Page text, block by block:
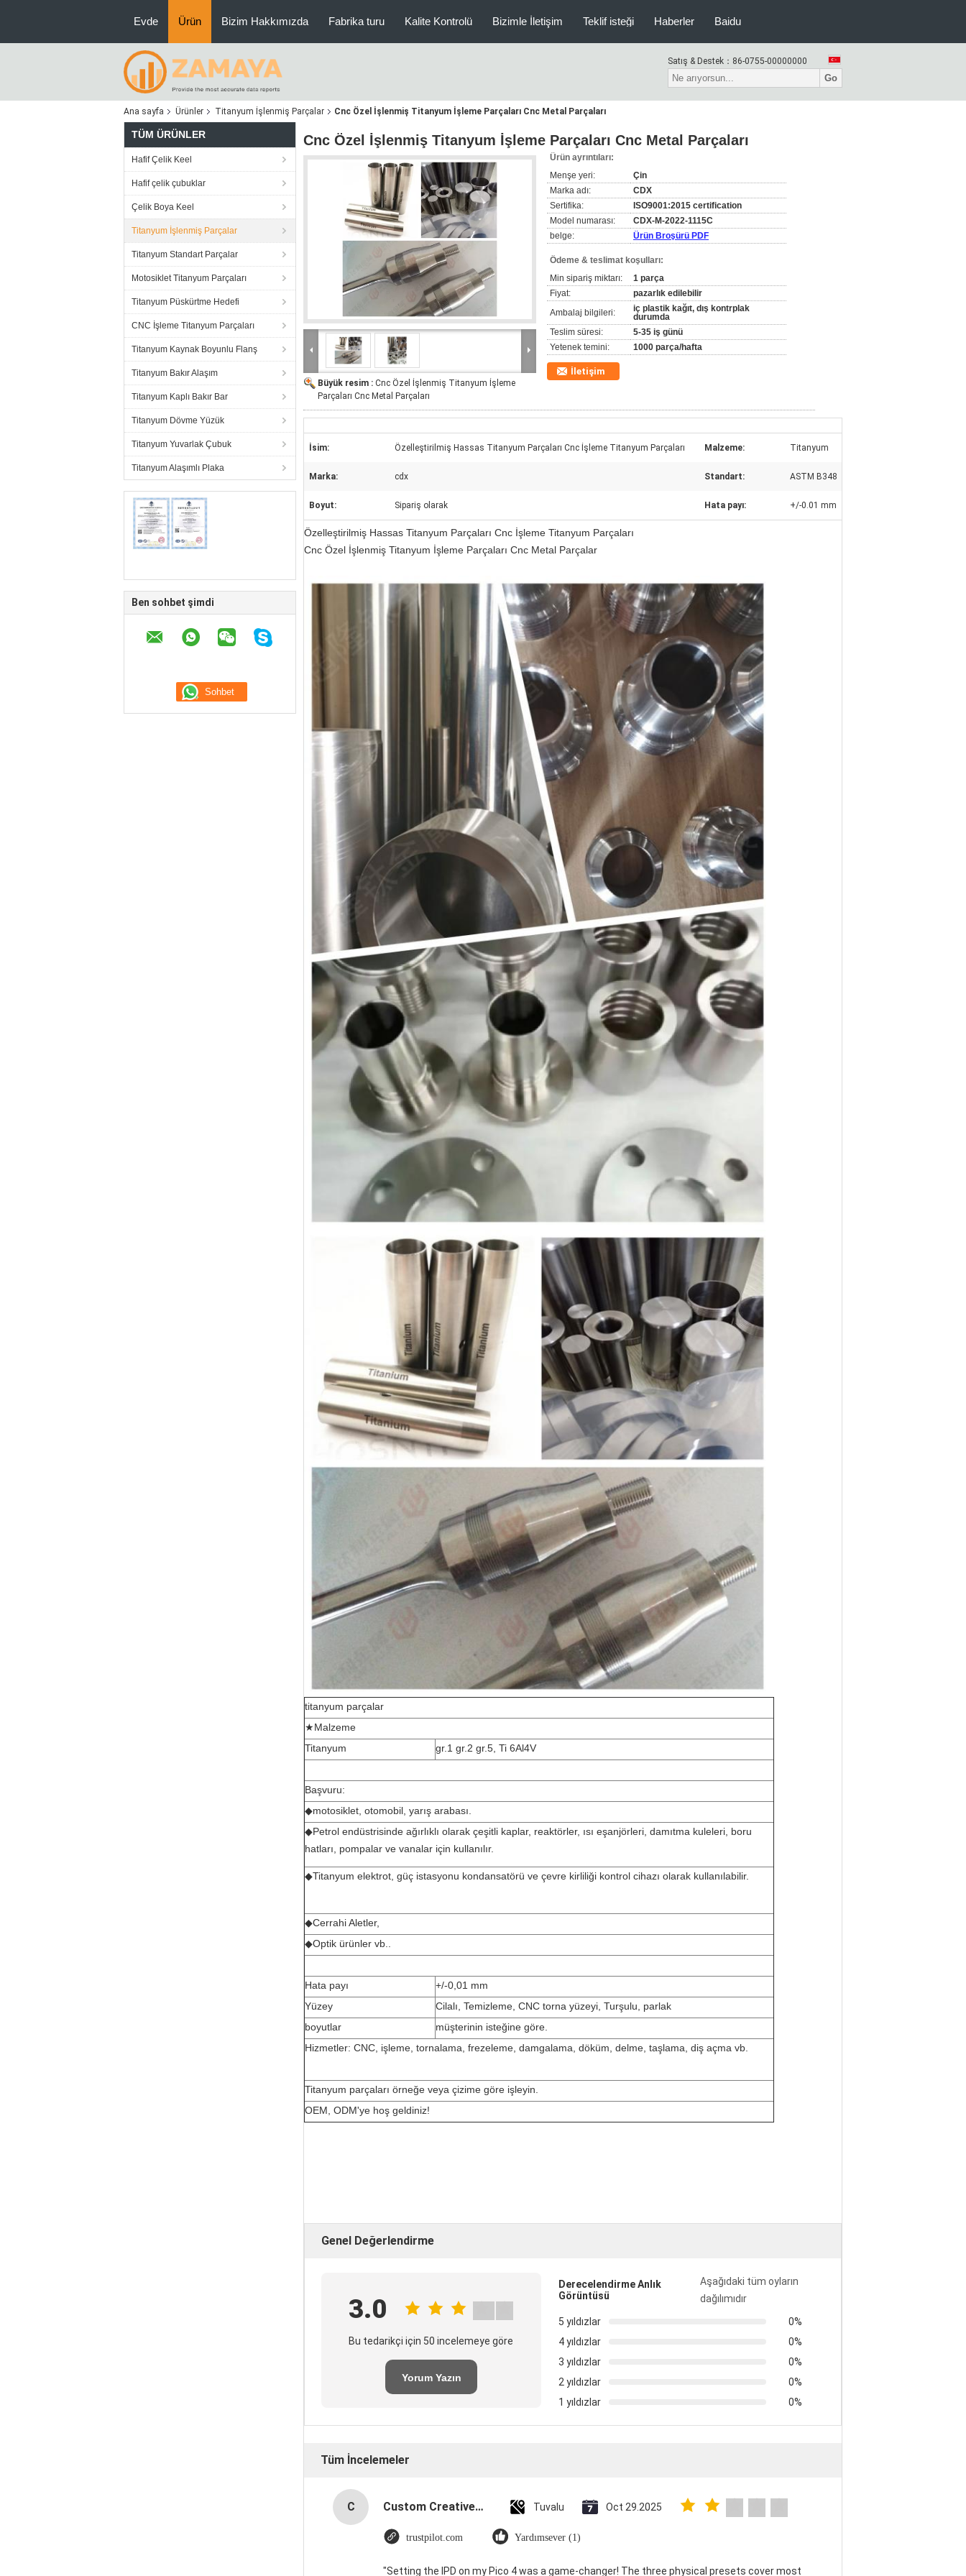
Evde Ürün Bizim Hakkımızda Fabrika turu Kalite Kontrolü Bizimle İletişim Teklif isteği Haberler Baidu
Satış & Destek： 86-0755-00000000
Go
Ana sayfa Ürünler Titanyum İşlenmiş Parçalar Cnc Özel İşlenmiş Titanyum İşleme Parçaları Cnc Metal Parçaları
TÜM ÜRÜNLER
Hafif Çelik Keel
Hafif çelik çubuklar
Çelik Boya Keel
Titanyum İşlenmiş Parçalar
Titanyum Standart Parçalar
Motosiklet Titanyum Parçaları
Titanyum Püskürtme Hedefi
CNC İşleme Titanyum Parçaları
Titanyum Kaynak Boyunlu Flanş
Titanyum Bakır Alaşım
Titanyum Kaplı Bakır Bar
Titanyum Dövme Yüzük
Titanyum Yuvarlak Çubuk
Titanyum Alaşımlı Plaka
Ben sohbet şimdi
Cnc Özel İşlenmiş Titanyum İşleme Parçaları Cnc Metal Parçaları
Büyük resim : Cnc Özel İşlenmiş Titanyum İşleme
Parçaları Cnc Metal Parçaları
Ürün ayrıntıları:
Menşe yeri:
Çin
Marka adı:
CDX
Sertifika:
ISO9001:2015 certification
Model numarası:
CDX-M-2022-1115C
belge:
Ürün Broşürü PDF
Ödeme & teslimat koşulları:
Min sipariş miktarı:
1 parça
Fiyat:
pazarlık edilebilir
Ambalaj bilgileri:
iç plastik kağıt, dış kontrplak
durumda
Teslim süresi:
5-35 iş günü
Yetenek temini:
1000 parça/hafta
İletişim
İsim: Özelleştirilmiş Hassas Titanyum Parçaları Cnc İşleme Titanyum Parçaları Malzeme: Titanyum
Marka: cdx Standart: ASTM B348
Boyut: Sipariş olarak Hata payı: +/-0.01 mm
Özelleştirilmiş Hassas Titanyum Parçaları Cnc İşleme Titanyum Parçaları
Cnc Özel İşlenmiş Titanyum İşleme Parçaları Cnc Metal Parçalar
titanyum parçalar
★Malzeme
Titanyum
gr.1 gr.2 gr.5, Ti 6Al4V
Başvuru:
◆motosiklet, otomobil, yarış arabası.
◆Petrol endüstrisinde ağırlıklı olarak çeşitli kaplar, reaktörler, ısı eşanjörleri, damıtma kuleleri, boru
hatları, pompalar ve vanalar için kullanılır.
◆Titanyum elektrot, güç istasyonu kondansatörü ve çevre kirliliği kontrol cihazı olarak kullanılabilir.
◆Cerrahi Aletler,
◆Optik ürünler vb..
Hata payı
+/-0,01 mm
Yüzey
Cilalı, Temizleme, CNC torna yüzeyi, Turşulu, parlak
boyutlar
müşterinin isteğine göre.
Hizmetler: CNC, işleme, tornalama, frezeleme, damgalama, döküm, delme, taşlama, diş açma vb.
Titanyum parçaları örneğe veya çizime göre işleyin.
OEM, ODM'ye hoş geldiniz!
Genel Değerlendirme
3.0
Bu tedarikçi için 50 incelemeye göre
Yorum Yazın
Derecelendirme Anlık
Görüntüsü
Aşağıdaki tüm oyların
dağılımıdır
5 yıldızlar
0%
4 yıldızlar
0%
3 yıldızlar
0%
2 yıldızlar
0%
1 yıldızlar
0%
Tüm İncelemeler
C Custom Creative Goodie Christmas Kraft Paper Gift Bag with Your Own Logo for Xmas Decorative Party Tuvalu Oct 29.2025
trustpilot.com Yardımsever (1)
"Setting the IPD on my Pico 4 was a game-changer! The three physical presets cover most